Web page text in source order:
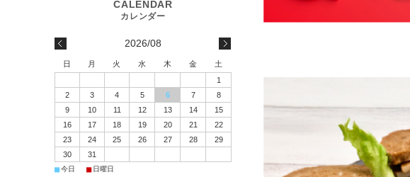
2026/08
日 月 火 水 木 金
土
1
2
3 4 5 6 7
8
9
10 11 12 13 14
15
16
17 18 19 20 21
22
23
24 25 26 27 28
29
30
31
■今日 ■ 日曜日